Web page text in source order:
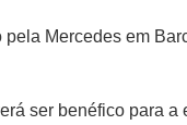
Mercedes em
ser benéfico para